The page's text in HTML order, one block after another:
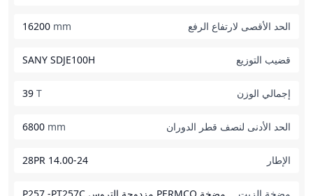
الحد الأقصى لارتفاع الرفع 16200 mm
قضيب التوزيع SANY SDJE100H
إجمالي الوزن 39 T
الحد الأدنى لنصف قطر الدوران 6800 mm
الإطار 14.00-24 28PR